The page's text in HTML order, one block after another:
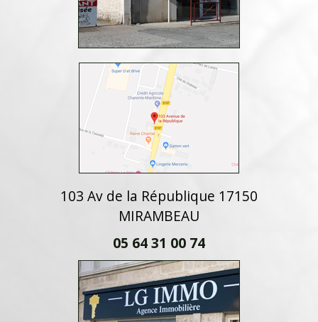
103 Av de la République 17150
MIRAMBEAU
05 64 31 00 74